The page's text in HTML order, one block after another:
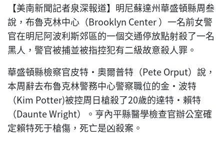
【美南新聞記者泉深報道】明尼蘇達州華盛頓縣周叁
說，布魯克林中心（Brooklyn Center ）一名前女警
官在明尼阿波利斯郊區的一個交通停放點射殺了一名
黑人，警官被捕並被指控犯有二級故意殺人罪。
華盛頓縣檢察官皮特·奧爾普特（Pete Orput）說，
本周辭去布魯克林警務中心警察職位的金·波特
（Kim Potter)被控周日槍殺了20歲的達特·賴特
（Daunte Wright）。亨內平縣醫學檢查官辦公室確
定賴特死于槍傷，死亡是凶殺案。